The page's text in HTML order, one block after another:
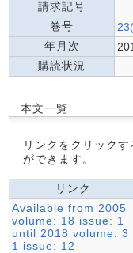
請求記号
巻号
年月次
購読状況
本文一覧
リンクをクリック
ができます。
リンク
Available from 2005
volume: 18 issue: 1
until 2018 volume: 3
1 issue: 12